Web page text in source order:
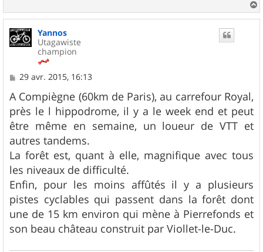
a
u
Yannos
Utagawiste
champion
M
s
s
a
g
e
29 avr. 2015, 16:13
A Compiègne (60km de Paris), au carrefour Royal,
près le l hippodrome, il y a le week end et peut
être même en semaine, un loueur de VTT et
autres tandems.
La forêt est, quant à elle, magnifique avec tous
les niveaux de difficulté.
Enfin, pour les moins affûtés il y a plusieurs
pistes cyclables qui passent dans la forêt dont
une de 15 km environ qui mène à Pierrefonds et
son beau château construit par Viollet-le-Duc.